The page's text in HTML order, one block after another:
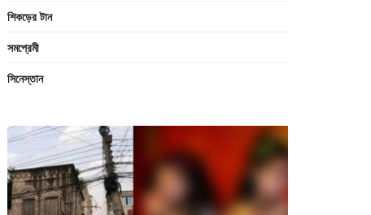
শিকড়ের টান
সমপ্রেমী
সিনেস্তান